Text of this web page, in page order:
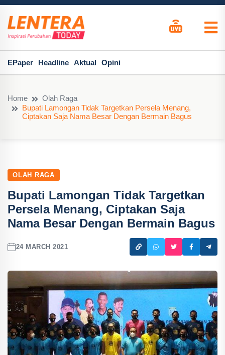
EPaper Headline Aktual Opini
Home
Olah Raga
Bupati Lamongan Tidak Targetkan Persela Menang,
Ciptakan Saja Nama Besar Dengan Bermain Bagus
OLAH RAGA
Bupati Lamongan Tidak Targetkan
Persela Menang, Ciptakan Saja
Nama Besar Dengan Bermain Bagus
24 MARCH 2021